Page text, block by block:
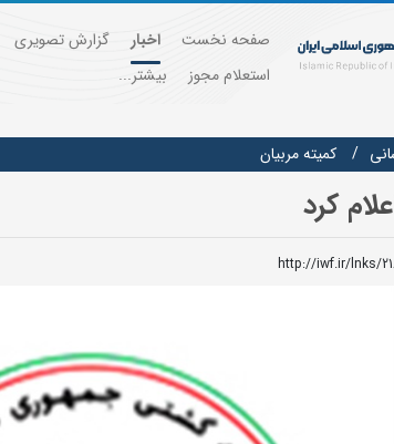
صفحه نخست اخبار گزارش تصویری
استعلام مجوز
بیشتر...
كميته مربيان
کرد
http://iwf.ir/lnks/